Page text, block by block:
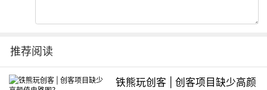
推荐阅读
铁熊玩创客 | 创客项目缺少高颜